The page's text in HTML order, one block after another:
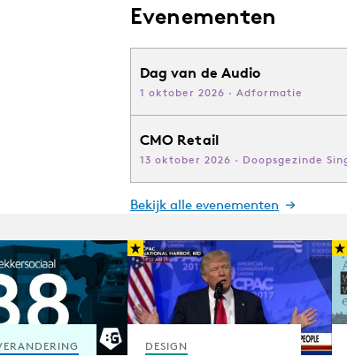
Evenementen
Dag van de Audio
1 oktober 2026 · Adformatie
CMO Retail
13 oktober 2026 · Doopsgezinde
Bekijk alle evenementen
DESIGN